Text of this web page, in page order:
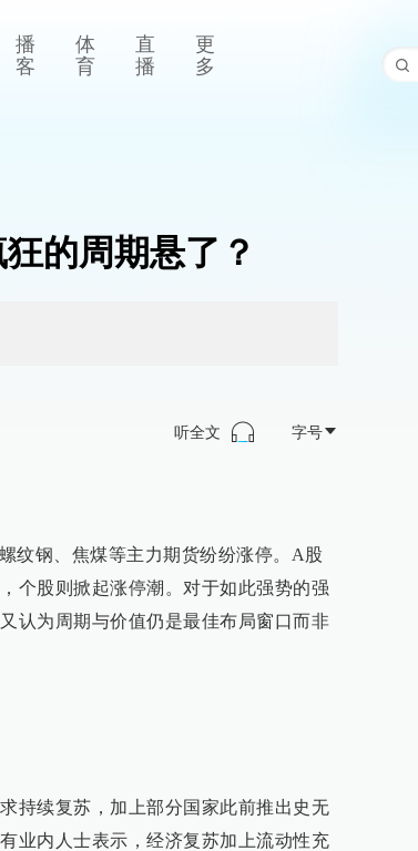
播
客
体
育
直
播
更
多
的周期悬了？
听全文 字号
纹钢、焦煤等主力期货纷纷涨停。A股
个股则掀起涨停潮。对于如此强势的强
认为周期与价值仍是最佳布局窗口而非
持续复苏，加上部分国家此前推出史无
业内人士表示，经济复苏加上流动性充